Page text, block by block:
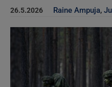
26.5.2026 Raine Ampuja,